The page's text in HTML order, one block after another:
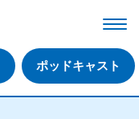
ポッドキャスト